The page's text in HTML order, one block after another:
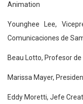
Animation
Younghee Lee,
Comunicaciones de
Beau Lotto, Profesor
Marissa Mayer,
Eddy Moretti, Jefe